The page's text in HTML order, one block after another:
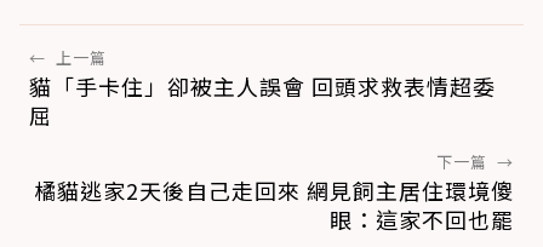
← 上一篇
貓「手卡住」卻被主人誤會 回頭求救表情超委
屈
下一篇 →
橘貓逃家2天後自己走回來 網見飼主居住環境傻
眼：這家不回也罷